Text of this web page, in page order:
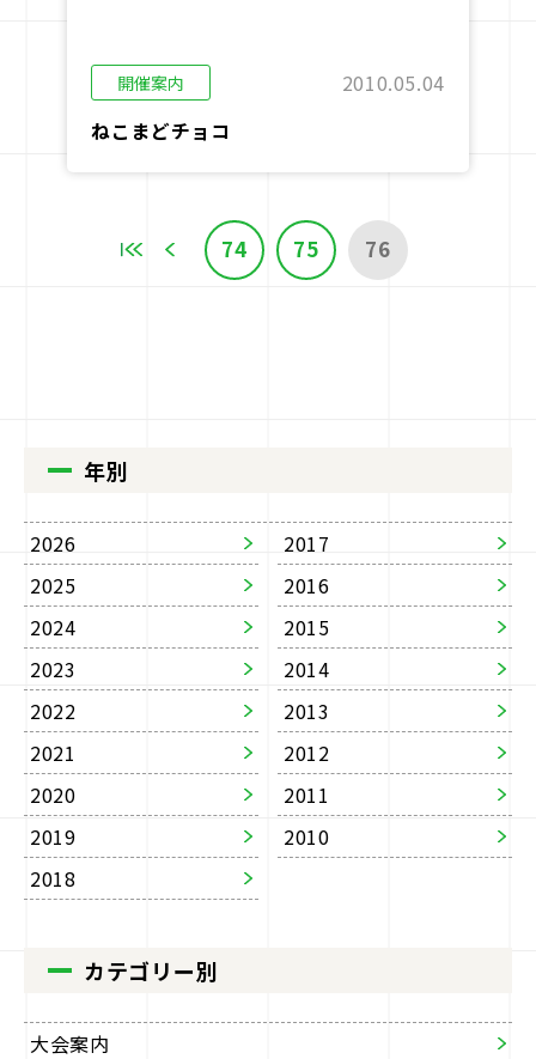
開催案内
2010.05.04
ねこまどチョコ
74 75 76
年別
2026
2025
2024
2023
2022
2021
2020
2019
2018
2017
2016
2015
2014
2013
2012
2011
2010
カテゴリー別
大会案内